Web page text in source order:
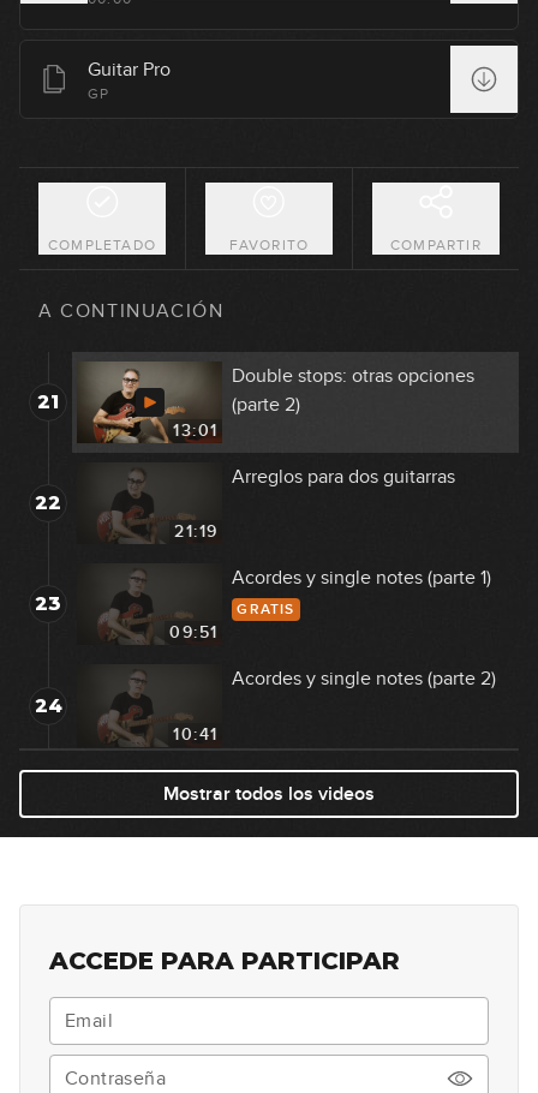
Guitar Pro
GP
COMPLETADO FAVORITO COMPARTIR
A CONTINUACIÓN
15:03
18
Double stops: terceras
20
Double stops: otras opciones
21
13:01
Double stops: otras opciones
(parte 2)
22
21:19
Arreglos para dos guitarras
23
09:51
Acordes y single notes (parte 1)
GRATIS
24
10:41
Acordes y single notes (parte 2)
14:28
Tresillo de semicorcheas
26
Funk con acordes de Jazz
Mostrar todos los videos
ACCEDE PARA PARTICIPAR